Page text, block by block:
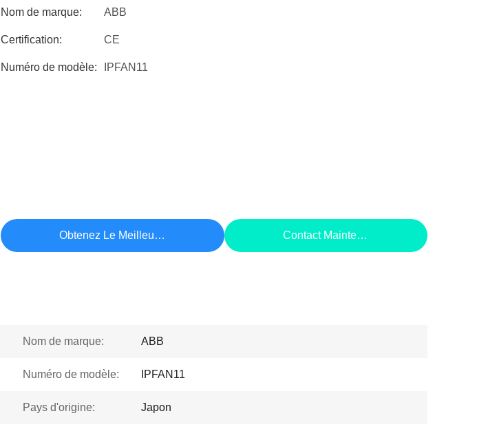
Nom de marque: ABB
Certification: CE
Numéro de modèle: IPFAN11
Obtenez Le Meilleur Prix Contact Maintenant
Nom de marque: ABB
Numéro de modèle: IPFAN11
Pays d'origine: Japon